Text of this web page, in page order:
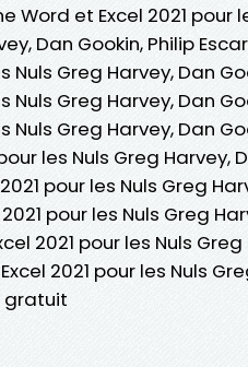
Word et Excel 2021 pour
Dan Gookin, Philip
Nuls Greg Harvey, Dan
Nuls Greg Harvey, Dan
Nuls Greg Harvey, Dan
les Nuls Greg Harvey,
pour les Nuls Greg
pour les Nuls Greg
2021 pour les Nuls
2021 pour les Nuls
gratuit